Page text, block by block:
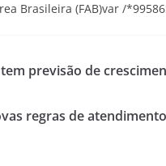
Brasileira (FAB)var /
previsão de
regras de